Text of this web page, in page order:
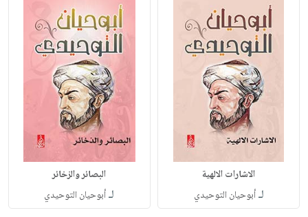
الاشارات الالهية
لـأبوحيان التوحيدي
البصائر والزخائر
لـأبوحيان التوحيدي